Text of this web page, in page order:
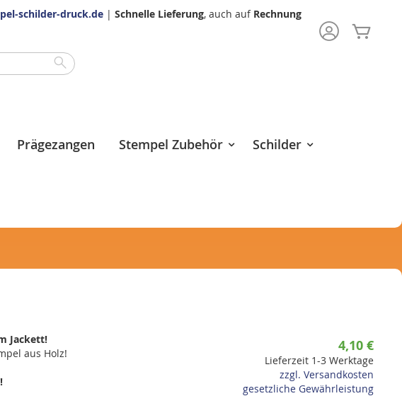
schilder-druck.de | Schnelle Lieferung, auch auf Rechnung
Search
Prägezangen Stempel Zubehör Schilder
4,10 €
Lieferzeit 1-3 Werktage
zzgl. Versandkosten
gesetzliche Gewährleistung
Jackett!
aus Holz!